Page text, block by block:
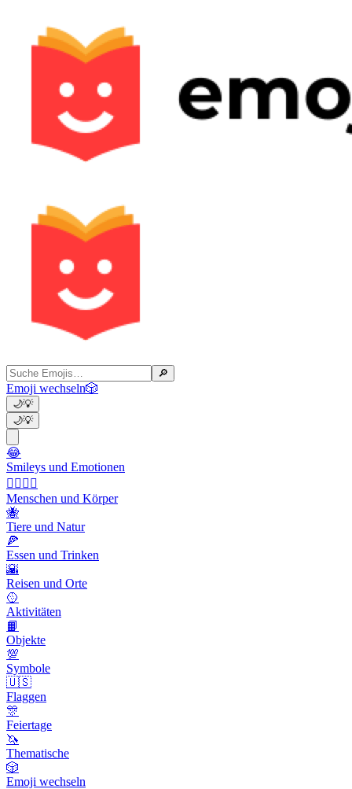
🔎
Emoji wechseln🎲
🌙💡
🌙💡
😂
Smileys und Emotionen
👩‍❤️‍💋‍👨
Menschen und Körper
🐝
Tiere und Natur
🍕
Essen und Trinken
🌇
Reisen und Orte
🥎
Aktivitäten
📙
Objekte
💯
Symbole
🇺🇸
Flaggen
🎊
Feiertage
🦄
Thematische
🎲
Emoji wechseln